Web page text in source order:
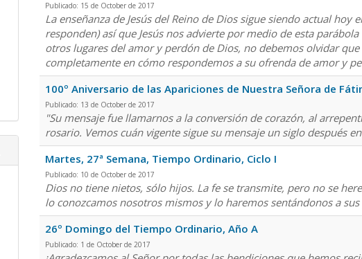
Publicado: 15 de October de 2017
La enseñanza de Jesús del Reino de Dios sigue siendo actual
responden) así que Jesús nos advierte por medio de esta
otros lugares del amor y perdón de Dios, no debemos olvidar
completamente en cómo respondemos a su ofrenda de amor y
100º Aniversario de las Apariciones de Nuestra Señora de
Publicado: 13 de October de 2017
"Su mensaje fue llamarnos a la conversión de corazón, al
rosario. Vemos cuán vigente sigue su mensaje un siglo después
Martes, 27ª Semana, Tiempo Ordinario, Ciclo I
Publicado: 10 de October de 2017
Dios no tiene nietos, sólo hijos. La fe se transmite, pero no se
lo conozcamos nosotros mismos y lo haremos sentándonos a
26º Domingo del Tiempo Ordinario, Año A
Publicado: 1 de October de 2017